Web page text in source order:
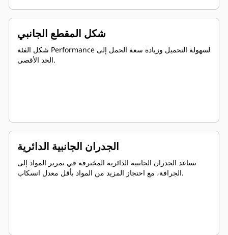
شكل المقطع الجانبي
شكل الفئة Performance لسهولة التحميل وزيادة سعة الحمل إلى
الحد الأقصى.
الجدران الجانبية الدائرية
تساعد الجدران الجانبية الدائرية المخترقة في تمرير المواد إلى
الجرافة، مع احتجاز المزيد من المواد بأقل معدل انسكاب.